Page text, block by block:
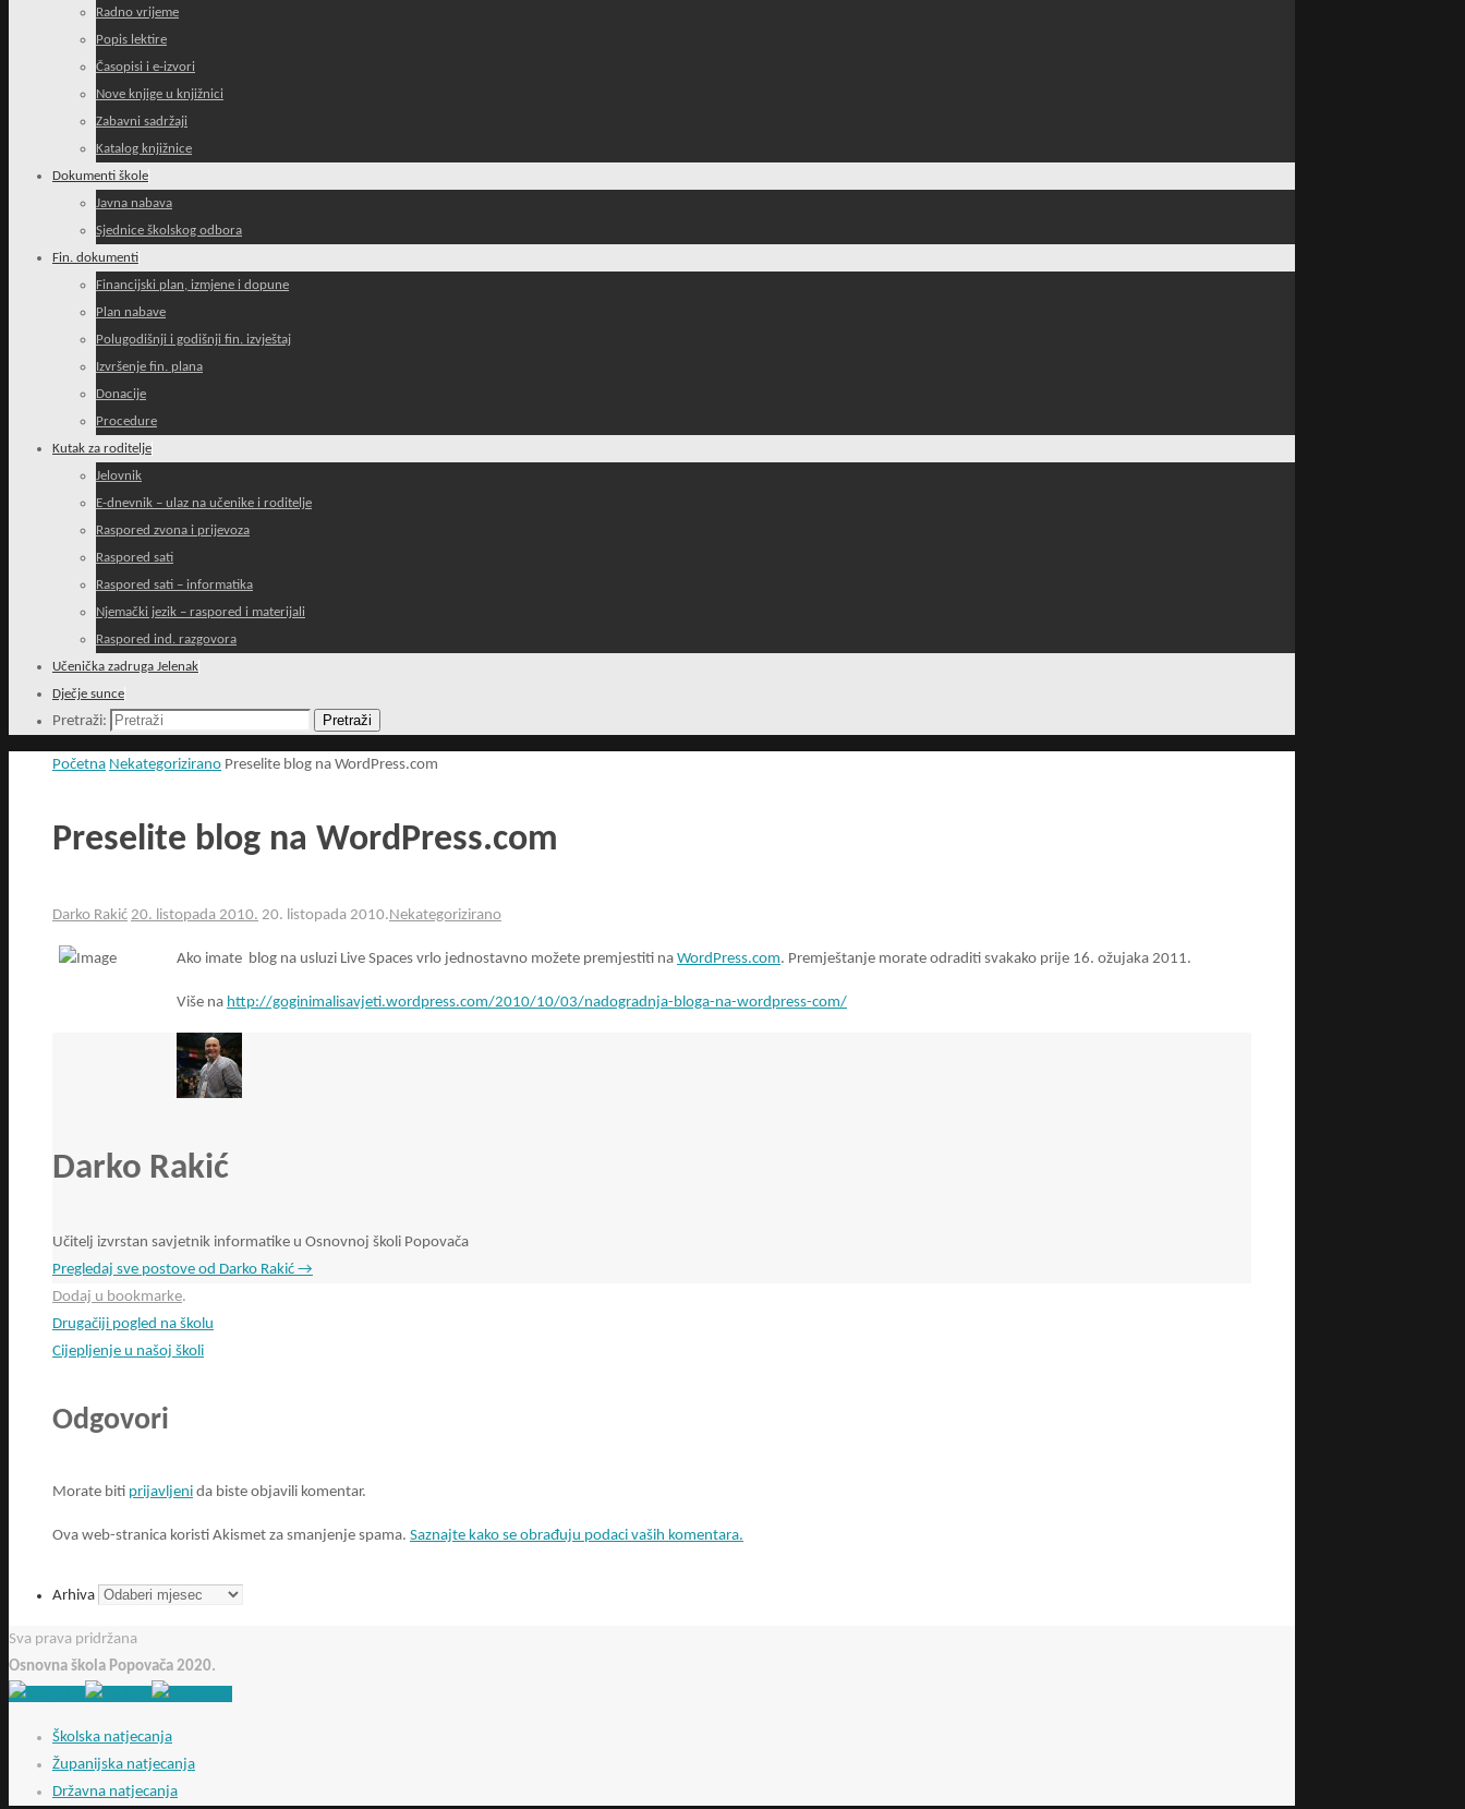
Radno vrijeme
Popis lektire
Časopisi i e-izvori
Nove knjige u knjižnici
Zabavni sadržaji
Katalog knjižnice
Dokumenti škole
Javna nabava
Sjednice školskog odbora
Fin. dokumenti
Financijski plan, izmjene i dopune
Plan nabave
Polugodišnji i godišnji fin. izvještaj
Izvršenje fin. plana
Donacije
Procedure
Kutak za roditelje
Jelovnik
E-dnevnik – ulaz na učenike i roditelje
Raspored zvona i prijevoza
Raspored sati
Raspored sati – informatika
Njemački jezik – raspored i materijali
Raspored ind. razgovora
Učenička zadruga Jelenak
Dječje sunce
Pretraži: Pretraži
Početna Nekategorizirano Preselite blog na WordPress.com
Preselite blog na WordPress.com
Darko Rakić 20. listopada 2010. 20. listopada 2010.Nekategorizirano
Ako imate blog na usluzi Live Spaces vrlo jednostavno možete premjestiti na WordPress.com. Premještanje morate odraditi svakako prije 16. ožujaka 2011.
Više na http://goginimalisavjeti.wordpress.com/2010/10/03/nadogradnja-bloga-na-wordpress-com/
Darko Rakić
Učitelj izvrstan savjetnik informatike u Osnovnoj školi Popovača
Pregledaj sve postove od Darko Rakić →
Dodaj u bookmarke.
Drugačiji pogled na školu
Cijepljenje u našoj školi
Odgovori
Morate biti prijavljeni da biste objavili komentar.
Ova web-stranica koristi Akismet za smanjenje spama. Saznajte kako se obrađuju podaci vaših komentara.
Arhiva
Sva prava pridržana
Osnovna škola Popovača 2020.
Školska natjecanja
Županijska natjecanja
Državna natjecanja